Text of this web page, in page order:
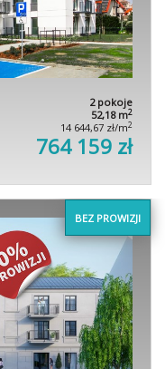
2 pokoje
52,18 m2
14 644,67 zł/m2
764 159 zł
BEZ PROWIZJI